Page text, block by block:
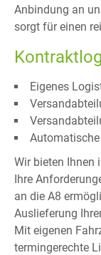
Anbindung an
sorgt für einen
Eigenes
Wir bieten Ihnen
Ihre
an die A8
Auslieferung
Mit eigenen
termingerechte